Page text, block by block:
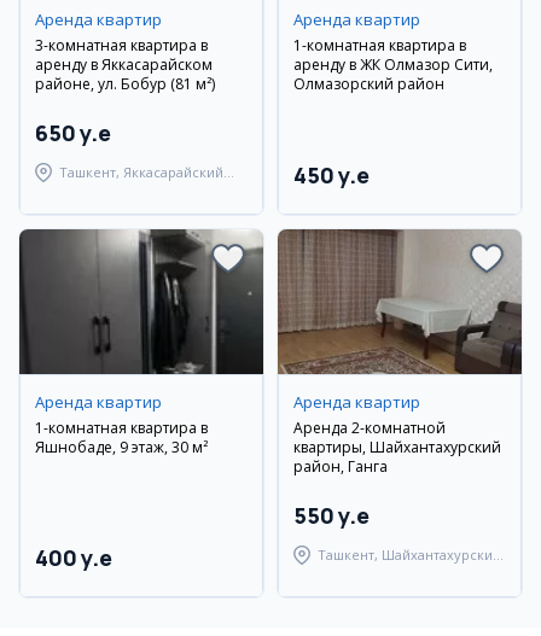
Аренда квартир
3-комнатная квартира в
аренду в Яккасарайском
районе, ул. Бобур (81 м²)
650 y.e
Ташкент, Яккасарайский
Аренда квартир
1-комнатная квартира в
аренду в ЖК Олмазор Сити,
Олмазорский район
450 y.e
Аренда квартир
1-комнатная квартира в
Яшнобаде, 9 этаж, 30 м²
400 y.e
Аренда квартир
Аренда 2-комнатной
квартиры, Шайхантахурский
район, Ганга
550 y.e
Ташкент, Шайхантахурский